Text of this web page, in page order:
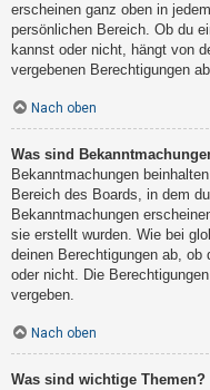
erscheinen ganz oben in
persönlichen Bereich. Ob du
kannst oder nicht, hängt von
vergebenen Berechtigungen
Nach oben
Was sind
Bekanntmachungen
Bereich des Boards, in dem
Bekanntmachungen
sie erstellt wurden. Wie bei
deinen Berechtigungen ab,
oder nicht. Die
vergeben.
Nach oben
Was sind wichtige Themen?